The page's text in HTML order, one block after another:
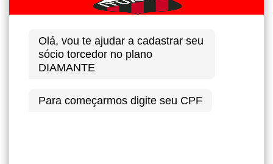
Olá, vou te ajudar a cadastrar seu
sócio torcedor no plano
DIAMANTE
Para começarmos digite seu CPF